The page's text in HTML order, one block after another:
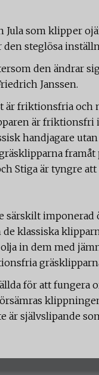
Jula som klipper
den steglösa
den ändrar
Janssen.
är friktionsfria och
är friktionsfri
handjagare
framåt
Stiga är tyngre
särskilt
klassiska
in dem med
för att fungera
är självslipande